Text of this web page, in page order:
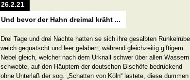
26.2.21
Und bevor der Hahn dreimal kräht ...
Drei Tage und drei Nächte hatten se sich ihre gesalbten
weich gequatscht und leer gelabert, während gleichzeitig gif­tigem
Nebel gleich, welcher nach dem Urknall schwer über allen Wassern
schwebte, auf den Häuptern der deutschen Bischöfe bedrückend
ohne Unterlaß der sog. „Schatten von Köln“ lastete, diese dummen